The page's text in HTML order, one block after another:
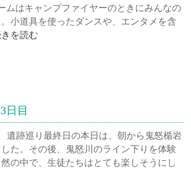
ムはキャンプファイヤーのときにみんなの
小道具を使ったダンスや、エンタメを含
を読む
日目
遺跡巡り最終日の本日は、朝から鬼怒楯岩
た。その後、鬼怒川のライン下りを体験
の中で、生徒たちはとても楽しそうにし